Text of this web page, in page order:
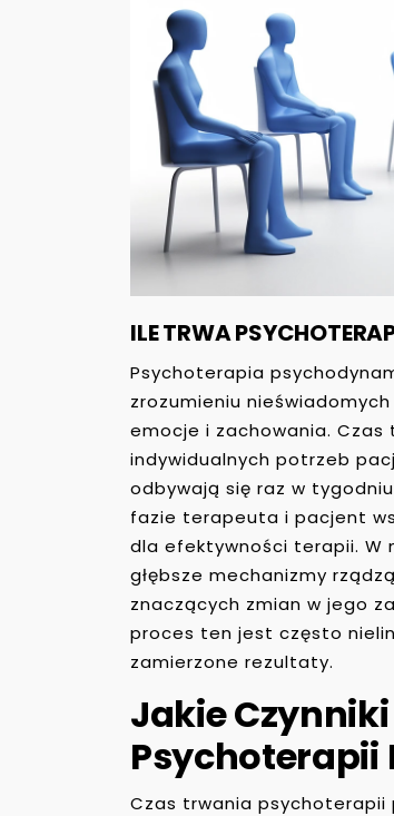
ILE TRWA
Psychoterapia
zrozumieniu
emocje i zachowania.
indywidualnych potrzeb
odbywają się raz w
fazie terapeuta i pacjent
dla efektywności terapii. W
głębsze mechanizmy
znaczących zmian w jego
proces ten jest często
zamierzone rezultaty.
Jakie
Psychoterapii
Czas trwania psychoterapii